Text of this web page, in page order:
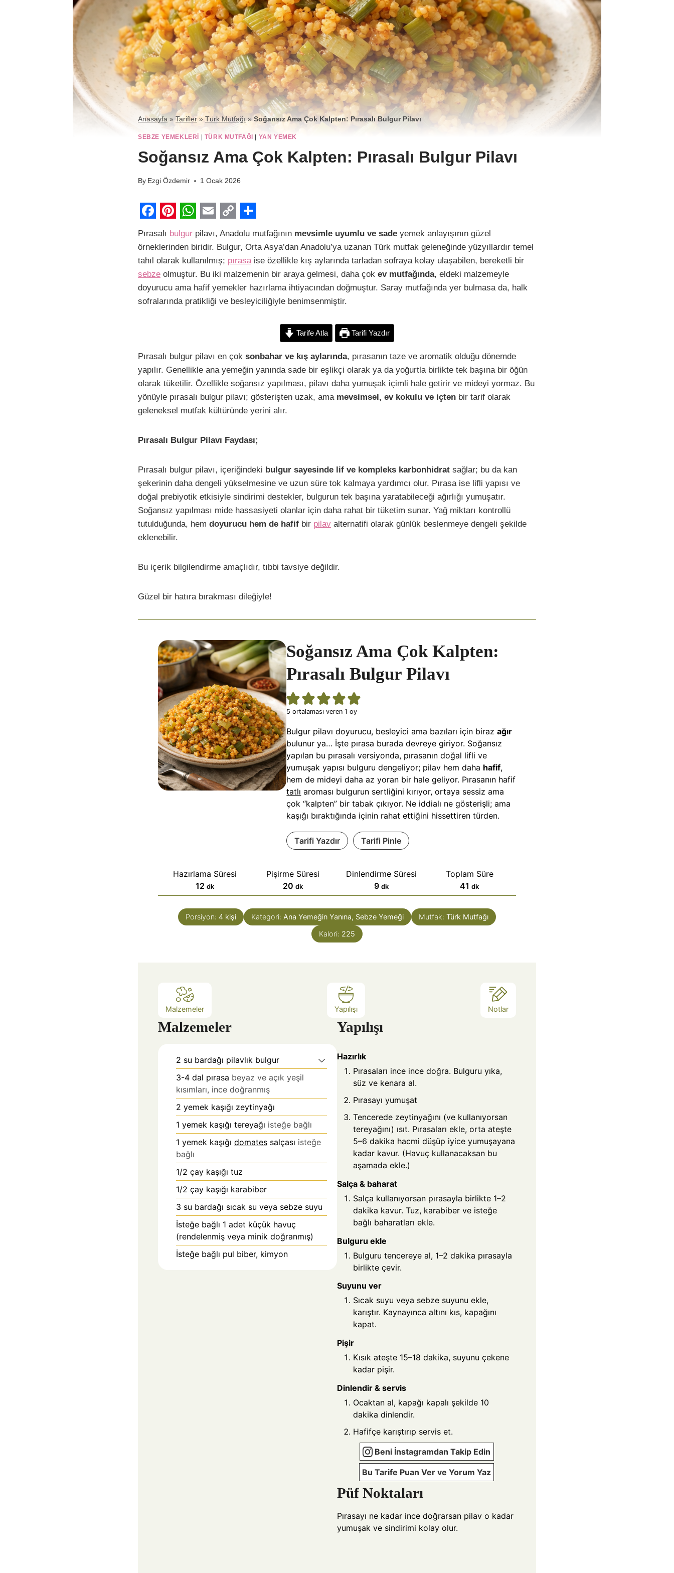
Anasayfa »Tarifler » Türk Mutfağı»Soğansız Ama Çok Kalpten: Pırasalı Bulgur Pilavı
SEBZE YEMEKLERI | TÜRK MUTFAĞI | YAN YEMEK
Soğansız Ama Çok Kalpten: Pırasalı Bulgur Pilavı
By Ezgi Özdemir 1 Ocak 2026
F
a
c
e
b
o
P
i
n
t
e
r
t
h
a
t
s
A
E
m
a
i
l
C
o
p
y
L
i
S
h
a
r
e
Pırasalı bulgur pilavı, Anadolu mutfağının mevsimle uyumlu ve sade yemek anlayışının güzel
örneklerinden biridir. Bulgur, Orta Asya’dan Anadolu’ya uzanan Türk mutfak geleneğinde yüzyıllardır temel
tahıl olarak kullanılmış; pırasa ise özellikle kış aylarında tarladan sofraya kolay ulaşabilen, bereketli bir
sebze olmuştur. Bu iki malzemenin bir araya gelmesi, daha çok ev mutfağında, eldeki malzemeyle
doyurucu ama hafif yemekler hazırlama ihtiyacından doğmuştur. Saray mutfağında yer bulmasa da, halk
sofralarında pratikliği ve besleyiciliğiyle benimsenmiştir.
Tarife Atla Tarifi Yazdır
Pırasalı bulgur pilavı en çok sonbahar ve kış aylarında, pırasanın taze ve aromatik olduğu dönemde
yapılır. Genellikle ana yemeğin yanında sade bir eşlikçi olarak ya da yoğurtla birlikte tek başına bir öğün
olarak tüketilir. Özellikle soğansız yapılması, pilavı daha yumuşak içimli hale getirir ve mideyi yormaz. Bu
yönüyle pırasalı bulgur pilavı; gösterişten uzak, ama mevsimsel, ev kokulu ve içten bir tarif olarak
geleneksel mutfak kültüründe yerini alır.
Pırasalı Bulgur Pilavı Faydası;
Pırasalı bulgur pilavı, içeriğindeki bulgur sayesinde lif ve kompleks karbonhidrat sağlar; bu da kan
şekerinin daha dengeli yükselmesine ve uzun süre tok kalmaya yardımcı olur. Pırasa ise lifli yapısı ve
doğal prebiyotik etkisiyle sindirimi destekler, bulgurun tek başına yaratabileceği ağırlığı yumuşatır.
Soğansız yapılması mide hassasiyeti olanlar için daha rahat bir tüketim sunar. Yağ miktarı kontrollü
tutulduğunda, hem doyurucu hem de hafif bir pilav alternatifi olarak günlük beslenmeye dengeli şekilde
eklenebilir.
Bu içerik bilgilendirme amaçlıdır, tıbbi tavsiye değildir.
Güzel bir hatıra bırakması dileğiyle!
Soğansız Ama Çok Kalpten:
Pırasalı Bulgur Pilavı
5 ortalaması veren 1 oy
Bulgur pilavı doyurucu, besleyici ama bazıları için birazağır
bulunur ya… İşte pırasa burada devreye giriyor. Soğansız
yapılan bu pırasalı versiyonda, pırasanın doğal lifli ve
yumuşak yapısı bulguru dengeliyor; pilav hem daha hafif,
hem de mideyi daha az yoran bir hale geliyor. Pırasanın hafif
tatlı aroması bulgurun sertliğini kırıyor, ortaya sessiz ama
çok “kalpten” bir tabak çıkıyor. Ne iddialı ne gösterişli; ama
kaşığı bıraktığında içinin rahat ettiğini hissettiren türden.
Tarifi Yazdır Tarifi Pinle
Hazırlama Süresi
12d
a
k
i
dk
Pişirme Süresi
20 d
a
k
i
dk
Dinlendirme Süresi
9d
a
k
dk
Toplam Süre
41 d
a
k
i
dk
Porsiyon: 4 kişi Kategori: Ana Yemeğin Yanına, Sebze Yemeği Mutfak: Türk Mutfağı
Kalori: 225
Malzemeler Yapılışı Notlar
Malzemeler
2 su bardağı pilavlık bulgur
3-4 dal pırasa beyaz ve açık yeşil
kısımları, ince doğranmış
2 yemek kaşığı zeytinyağı
1 yemek kaşığı tereyağı isteğe bağlı
1 yemek kaşığı domates salçası isteğe
bağlı
1/2 çay kaşığı tuz
1/2 çay kaşığı karabiber
3 su bardağı sıcak su veya sebze suyu
İsteğe bağlı 1 adet küçük havuç
(rendelenmiş veya minik doğranmış)
İsteğe bağlı pul biber, kimyon
Yapılışı
Hazırlık
Pırasaları ince ince doğra. Bulguru yıka,
süz ve kenara al.
Pırasayı yumuşat
Tencerede zeytinyağını (ve kullanıyorsan
tereyağını) ısıt. Pırasaları ekle, orta ateşte
5–6 dakika hacmi düşüp iyice yumuşayana
kadar kavur. (Havuç kullanacaksan bu
aşamada ekle.)
Salça & baharat
Salça kullanıyorsan pırasayla birlikte 1–2
dakika kavur. Tuz, karabiber ve isteğe
bağlı baharatları ekle.
Bulguru ekle
Bulguru tencereye al, 1–2 dakika pırasayla
birlikte çevir.
Suyunu ver
Sıcak suyu veya sebze suyunu ekle,
karıştır. Kaynayınca altını kıs, kapağını
kapat.
Pişir
Kısık ateşte 15–18 dakika, suyunu çekene
kadar pişir.
Dinlendir & servis
Ocaktan al, kapağı kapalı şekilde 10
dakika dinlendir.
Hafifçe karıştırıp servis et.
Beni İnstagramdan Takip Edin
Bu Tarife Puan Ver ve Yorum Yaz
Püf Noktaları
Pırasayı ne kadar ince doğrarsan pilav o kadar
yumuşak ve sindirimi kolay olur.